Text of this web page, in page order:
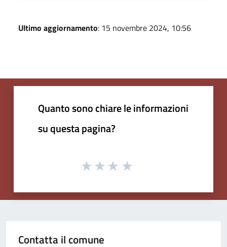
Ultimo aggiornamento: 15 novembre 2024, 10:56
Quanto sono chiare le informazioni
su questa pagina?
Contatta il comune